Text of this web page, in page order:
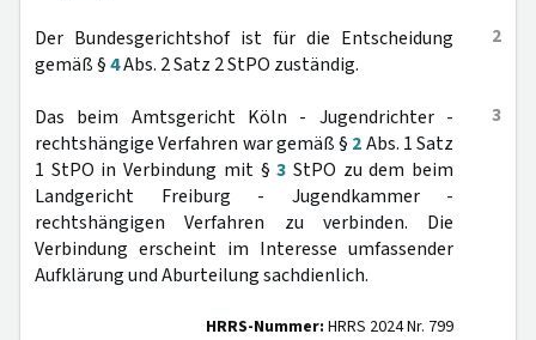
2
Der Bundesgerichtshof ist für die Entscheidung
gemäß §4Abs. 2 Satz 2 StPO zuständig.
3
Das beim Amtsgericht Köln - Jugendrichter -
rechtshängige Verfahren war gemäß § 2Abs. 1 Satz
1 StPO in Verbindung mit §3 StPO zu dem beim
Landgericht Freiburg - Jugendkammer -
rechtshängigen Verfahren zu verbinden. Die
Verbindung erscheint im Interesse umfassender
Aufklärung und Aburteilung sachdienlich.
HRRS-Nummer: HRRS 2024 Nr. 799